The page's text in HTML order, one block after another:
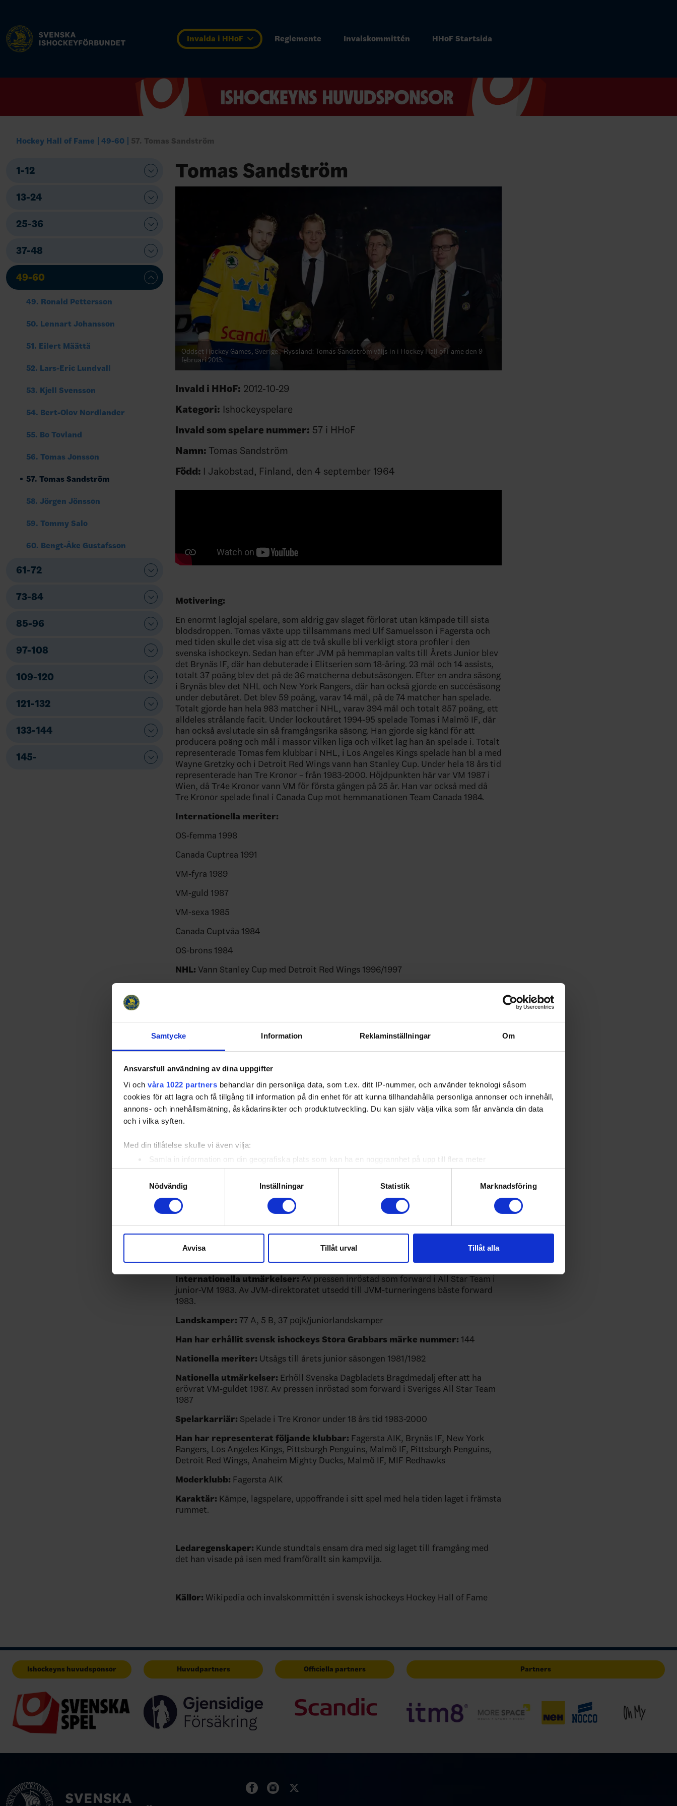
Samtycke Information Reklaminställningar Om
Ansvarsfull användning av dina uppgifter
Vi och våra 1022 partners behandlar din personliga data, som t.ex. ditt IP-nummer, och använder teknologi såsom
cookies för att lagra och få tillgång till information på din enhet för att kunna tillhandahålla personliga annonser och innehåll,
annons- och innehållsmätning, åskådarinsikter och produktutveckling. Du kan själv välja vilka som får använda din data
och i vilka syften.
Med din tillåtelse skulle vi även vilja:
Samla in information om din geografiska plats som kan ha en noggrannhet på upp till flera meter
Identifiera din enhet genom att aktivt skanna den för specifika kännetecken (fingeravtryck)
Ta reda på mer om hur dina personliga uppgifter behandlas och ställ in dina preferenser i
detaljsektionen. Du kan ändra
eller dra tillbaka ditt samtycke när som helst från cookie-förklaringen.
sociala medier och analysera vår trafik. Vi vidarebefordrar även sådana identifierare och annan information från din enhet
till de sociala medier och annons- och analysföretag som vi samarbetar med. Dessa kan i sin tur kombinera informationen
Nödvändig
Inställningar Statistik Marknadsföring
Avvisa Tillåt urval Tillåt alla
Invalda i HHoF Reglemente Invalskommittén HHoF Startsida
Hockey Hall of Fame 49-60 57. Tomas Sandström
1-12
13-24
25-36
37-48
49-60
49. Ronald Pettersson
50. Lennart Johansson
51. Eilert Määttä
52. Lars-Eric Lundvall
53. Kjell Svensson
54. Bert-Olov Nordlander
55. Bo Tovland
56. Tomas Jonsson
57. Tomas Sandström
58. Jörgen Jönsson
59. Tommy Salo
60. Bengt-Åke Gustafsson
61-72
73-84
85-96
97-108
109-120
121-132
133-144
145-
Tomas Sandström
Oddset Hockey Games, Sverige - Ryssland: Tomas Sandström väljs in i Hockey Hall of Fame den 9
februari 2013.
Invald i HHoF: 2012-10-29
Kategori: Ishockeyspelare
Invald som spelare nummer: 57 i HHoF
Namn: Tomas Sandström
Född: I Jakobstad, Finland, den 4 september 1964
Motivering:
En enormt laglojal spelare, som aldrig gav slaget förlorat utan kämpade till sista
blodsdroppen. Tomas växte upp tillsammans med Ulf Samuelsson i Fagersta och
med tiden skulle det visa sig att de två skulle bli verkligt stora profiler i den
svenska ishockeyn. Sedan han efter JVM på hemmaplan valts till Årets Junior blev
det Brynäs IF, där han debuterade i Elitserien som 18-åring. 23 mål och 14 assists,
totalt 37 poäng blev det på de 36 matcherna debutsäsongen. Efter en andra säsong
i Brynäs blev det NHL och New York Rangers, där han också gjorde en succésäsong
under debutåret. Det blev 59 poäng, varav 14 mål, på de 74 matcher han spelade.
Totalt gjorde han hela 983 matcher i NHL, varav 394 mål och totalt 857 poäng, ett
alldeles strålande facit. Under lockoutåret 1994-95 spelade Tomas i Malmö IF, där
han också avslutade sin så framgångsrika säsong. Han gjorde sig känd för att
producera poäng och mål i massor vilken liga och vilket lag han än spelade i. Totalt
representerade Tomas fem klubbar i NHL, i Los Angeles Kings spelade han bl a med
Wayne Gretzky och i Detroit Red Wings vann han Stanley Cup. Under hela 18 års tid
representerade han Tre Kronor – från 1983-2000. Höjdpunkten här var VM 1987 i
Wien, då Tr4e Kronor vann VM för första gången på 25 år. Han var också med då
Tre Kronor spelade final i Canada Cup mot hemmanationen Team Canada 1984.
Internationella meriter:
OS-femma 1998
Canada Cuptrea 1991
VM-fyra 1989
VM-guld 1987
VM-sexa 1985
Canada Cuptvåa 1984
OS-brons 1984
NHL: Vann Stanley Cup med Detroit Red Wings 1996/1997
Säsonger: 15
Mål: 394
Assist: 462
Poäng: 856
Utvisningsminuter: 1193
Slutspelet
Matcher: 139
Mål: 32
Utvisningsminuter: 183
Internationella utmärkelser: Av pressen inröstad som forward i All Star Team i
junior-VM 1983. Av JVM-direktoratet utsedd till JVM-turneringens bäste forward
1983.
Landskamper: 77 A, 5 B, 37 pojk/juniorlandskamper
Han har erhållit svensk ishockeys Stora Grabbars märke nummer: 144
Nationella meriter: Utsågs till årets junior säsongen 1981/1982
Nationella utmärkelser: Erhöll Svenska Dagbladets Bragdmedalj efter att ha
erövrat VM-guldet 1987. Av pressen inröstad som forward i Sveriges All Star Team
1987
Spelarkarriär: Spelade i Tre Kronor under 18 års tid 1983-2000
Han har representerat följande klubbar: Fagersta AIK, Brynäs IF, New York
Rangers, Los Angeles Kings, Pittsburgh Penguins, Malmö IF, Pittsburgh Penguins,
Detroit Red Wings, Anaheim Mighty Ducks, Malmö IF, MIF Redhawks
Moderklubb: Fagersta AIK
Karaktär: Kämpe, lagspelare, uppoffrande i sitt spel med hela tiden laget i främsta
rummet.
Ledaregenskaper: Kunde stundtals ensam dra med sig laget till framgång med
det han visade på isen med framförallt sin kampvilja.
Källor: Wikipedia och invalskommittén i svensk ishockeys Hockey Hall of Fame
Ishockeyns huvudsponsor Huvudpartners Officiella partners Partners